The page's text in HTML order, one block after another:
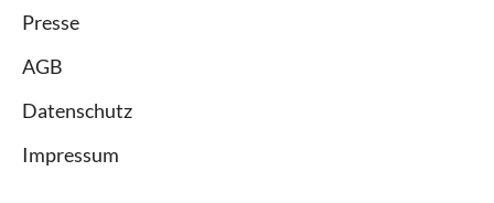
Presse
AGB
Datenschutz
Impressum